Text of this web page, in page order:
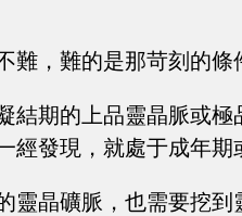
難，難的是那苛刻的條
結期的上品靈晶脈或極
經發現，就處于成年期
靈晶礦脈，也需要挖